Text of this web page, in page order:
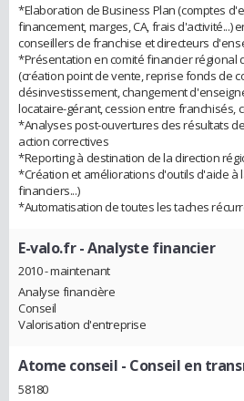
*Elaboration de Business Plan (comptes
financement, marges, CA, frais d'activité...)
conseillers de franchise et directeurs
*Présentation en comité financier régional
(création point de vente, reprise fonds de
désinvestissement, changement
locataire-gérant, cession entre franchisés,
*Analyses post-ouvertures des résultats
action correctives
*Reporting à destination de la direction
*Création et améliorations d'outils d'aide à
financiers...)
*Automatisation de toutes les taches
E-valo.fr- Analyste financier
2010 - maintenant
Analyse financière
Conseil
Valorisation d'entreprise
Atome conseil - Conseil en
58180